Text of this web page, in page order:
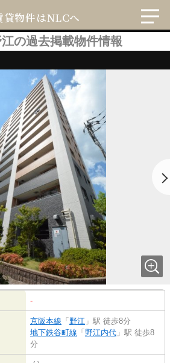
貸物件はNLCへ
の過去掲載物件情報
-
京阪本線 「野江 」駅 徒歩8分
地下鉄谷町線 「野江内代 」駅 徒歩8
分